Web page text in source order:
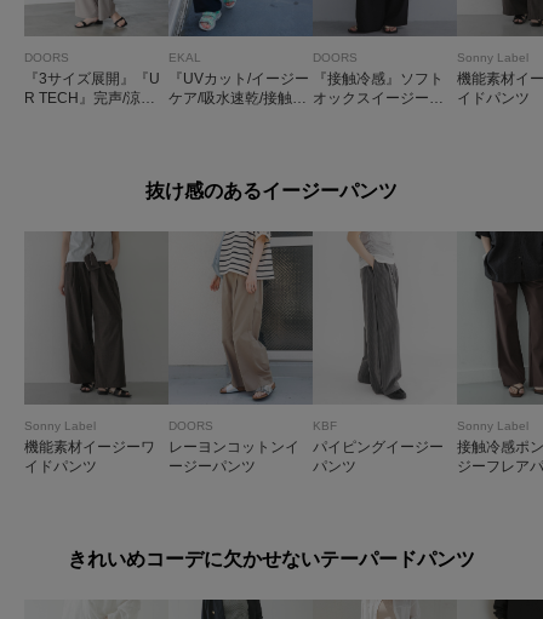
DOORS
『3サイズ展開』『U
R TECH』完声/涼フ
EKAL
『UVカット/イージー
ケア/吸水速乾/接触冷
DOORS
『接触冷感』ソフト
オックスイージーパ
Sonny Label
機能素材イ
イドパンツ
抜け感のあるイージーパンツ
Sonny Label
機能素材イージーワ
イドパンツ
DOORS
レーヨンコットンイ
ージーパンツ
KBF
パイピングイージー
パンツ
Sonny Label
接触冷感ポ
ジーフレア
きれいめコーデに欠かせないテーパードパンツ